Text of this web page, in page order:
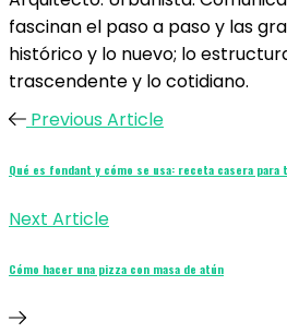
fascinan el paso a paso y las
histórico y lo nuevo; lo
trascendente y lo cotidiano.
Previous Article
Qué es fondant y cómo se usa: receta casera para
Next Article
Cómo hacer una pizza con masa de atún